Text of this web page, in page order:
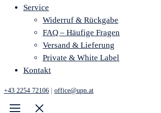
Service
Widerruf & Rückgabe
FAQ – Häufige Fragen
Versand & Lieferung
Private & White Label
Kontakt
+43 2254 72106 office@upn.at